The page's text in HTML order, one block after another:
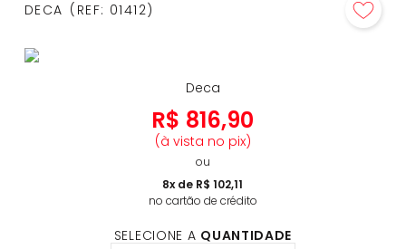
DECA REF: 01412
Deca
R$ 816,90
(à vista no pix)
ou
8x de R$ 102,11
no cartão de crédito
SELECIONE A QUANTIDADE